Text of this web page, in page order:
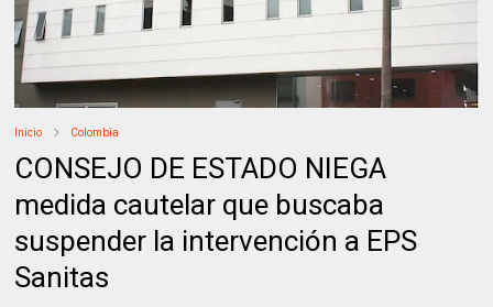
Inicio Colombia
CONSEJO DE ESTADO NIEGA
medida cautelar que buscaba
suspender la intervención a EPS
Sanitas